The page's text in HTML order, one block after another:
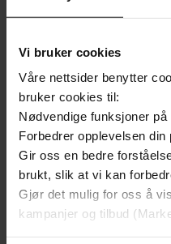
Vi bruker cookies
Våre nettsider benytter
bruker cookies til:
Nødvendige funksjoner
Forbedrer opplevelsen
Gir oss en bedre
brukt, slik at vi kan
Gjør det mulig for oss å
kampanjer og tilbud
129,-
Minnesota
Jo Nesbø